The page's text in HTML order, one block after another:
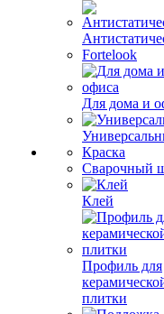
Fortelook
Для дома и
Краска
Сварочный
Клей
Профиль для
плитки